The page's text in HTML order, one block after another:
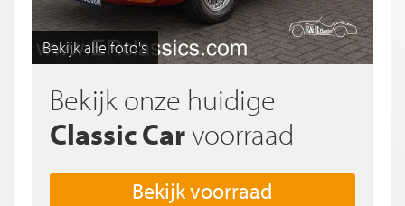
Bekijk alle foto's
Bekijk onze huidige
Classic Carvoorraad
Bekijk voorraad